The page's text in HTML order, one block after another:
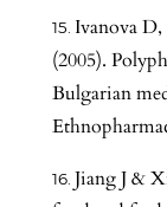
Ivanova
(2005).
Bulgarian
Jiang J &